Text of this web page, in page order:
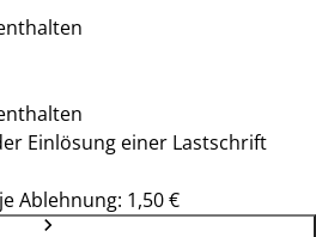
Einlösung einer Lastschrift
Ablehnung: 1,50 €